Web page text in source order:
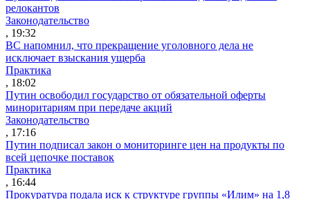
релокантов
Законодательство
, 19:32
ВС напомнил, что прекращение уголовного дела не
исключает взыскания ущерба
Практика
, 18:02
Путин освободил государство от обязательной оферты
миноритариям при передаче акций
Законодательство
, 17:16
Путин подписал закон о мониторинге цен на продукты по
всей цепочке поставок
Практика
, 16:44
Прокуратура подала иск к структуре группы «Илим» на 1,8